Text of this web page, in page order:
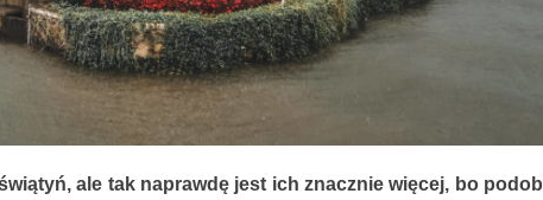
ale tak naprawdę jest ich znacznie więcej, bo